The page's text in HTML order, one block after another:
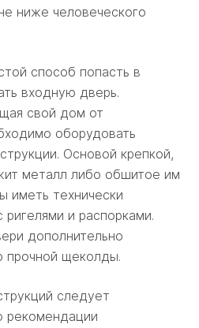
ниже человеческого
способ попасть в
входную дверь.
свой дом от
оборудовать
Основой крепкой,
металл либо обшитое им
иметь технически
и распорками.
дополнительно
прочной щеколды.
следует
рекомендации